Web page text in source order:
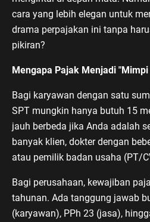
cara yang lebih elegan untuk
drama perpajakan ini tanpa
pikiran?
Mengapa Pajak Menjadi
Bagi karyawan dengan satu
SPT mungkin hanya butuh 15
jauh berbeda jika Anda adalah
banyak klien, dokter dengan
atau pemilik badan usaha (PT/
Bagi perusahaan, kewajiban
tahunan. Ada tanggung jawab
(karyawan), PPh 23 (jasa),